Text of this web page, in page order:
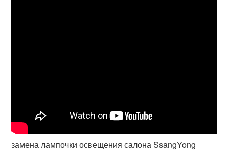
замена лампочки освещения салона SsangYong